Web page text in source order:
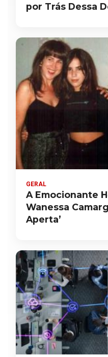
por Trás Dessa
GERAL
A Emocionante
Wanessa
Aperta’